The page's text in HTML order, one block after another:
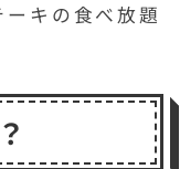
キの食べ放題